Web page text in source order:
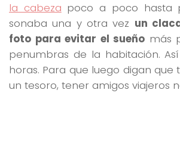
la cabeza poco a poco hasta
sonaba una y otra vez un
foto para evitar el sueño más
penumbras de la habitación.
horas. Para que luego digan que
un tesoro, tener amigos viajeros